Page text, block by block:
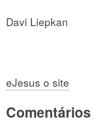
Davi Liepkan
eJesus o site
Comentários